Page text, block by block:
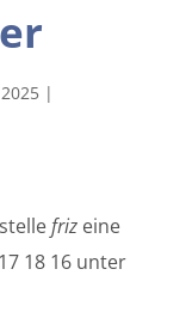
|
frizeine
18 16 unter